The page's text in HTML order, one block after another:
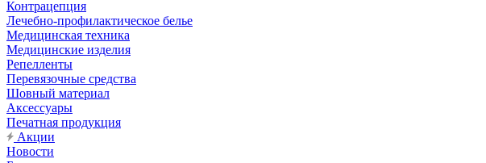
Контрацепция
Лечебно-профилактическое белье
Медицинская техника
Медицинские изделия
Репелленты
Перевязочные средства
Шовный материал
Аксессуары
Печатная продукция
Акции
Новости